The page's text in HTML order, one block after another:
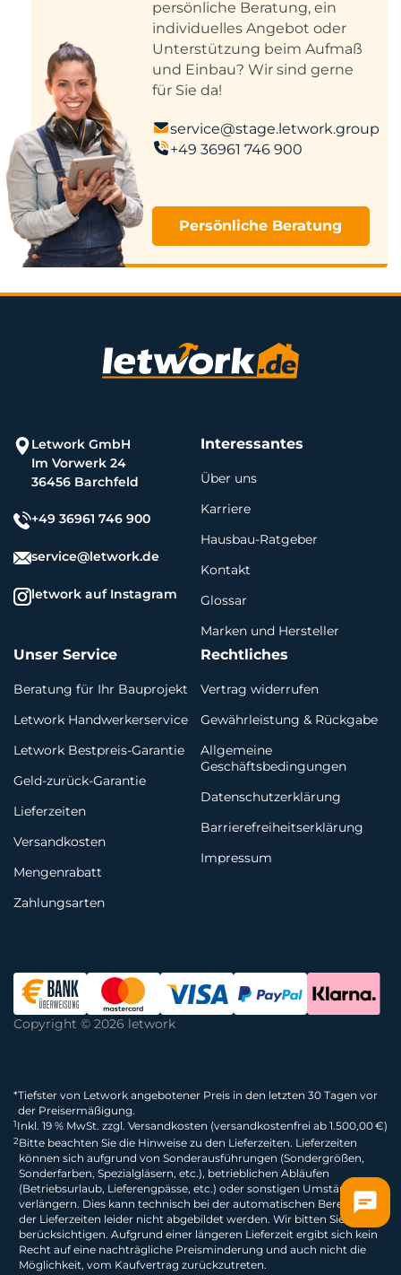
persönliche Beratung, ein
individuelles Angebot oder
Unterstützung beim Aufmaß
und Einbau? Wir sind gerne
für Sie da!
service@stage.letwork.group
+49 36961 746 900
Persönliche Beratung
Letwork GmbH
Im Vorwerk 24
36456 Barchfeld
+49 36961 746 900
service@letwork.de
letwork auf Instagram
Interessantes
Über uns
Karriere
Hausbau-Ratgeber
Kontakt
Glossar
Marken und Hersteller
Unser Service
Beratung für Ihr Bauprojekt
Letwork Handwerkerservice
Letwork Bestpreis-Garantie
Geld-zurück-Garantie
Lieferzeiten
Versandkosten
Mengenrabatt
Zahlungsarten
Rechtliches
Vertrag widerrufen
Gewährleistung & Rückgabe
Allgemeine
Geschäftsbedingungen
Datenschutzerklärung
Barrierefreiheitserklärung
Impressum
Copyright © 2026 letwork
*Tiefster von Letwork angebotener Preis in den letzten 30 Tagen vor
der Preisermäßigung.
1Inkl. 19 % MwSt. zzgl. Versandkosten (versandkostenfrei ab 1.500,00 €)
2Bitte beachten Sie die Hinweise zu den Lieferzeiten. Lieferzeiten
können sich aufgrund von Sonderausführungen (Sondergrößen,
Sonderfarben, Spezialgläsern, etc.), betrieblichen Abläufen
(Betriebsurlaub, Lieferengpässe, etc.) oder sonstigen Umständen
verlängern. Dies kann technisch bei der automatischen Berechnung
der Lieferzeiten leider nicht abgebildet werden. Wir bitten Sie dies zu
berücksichtigen. Aufgrund einer längeren Lieferzeit ergibt sich kein
Recht auf eine nachträgliche Preisminderung und auch nicht die
Möglichkeit, vom Kaufvertrag zurückzutreten.